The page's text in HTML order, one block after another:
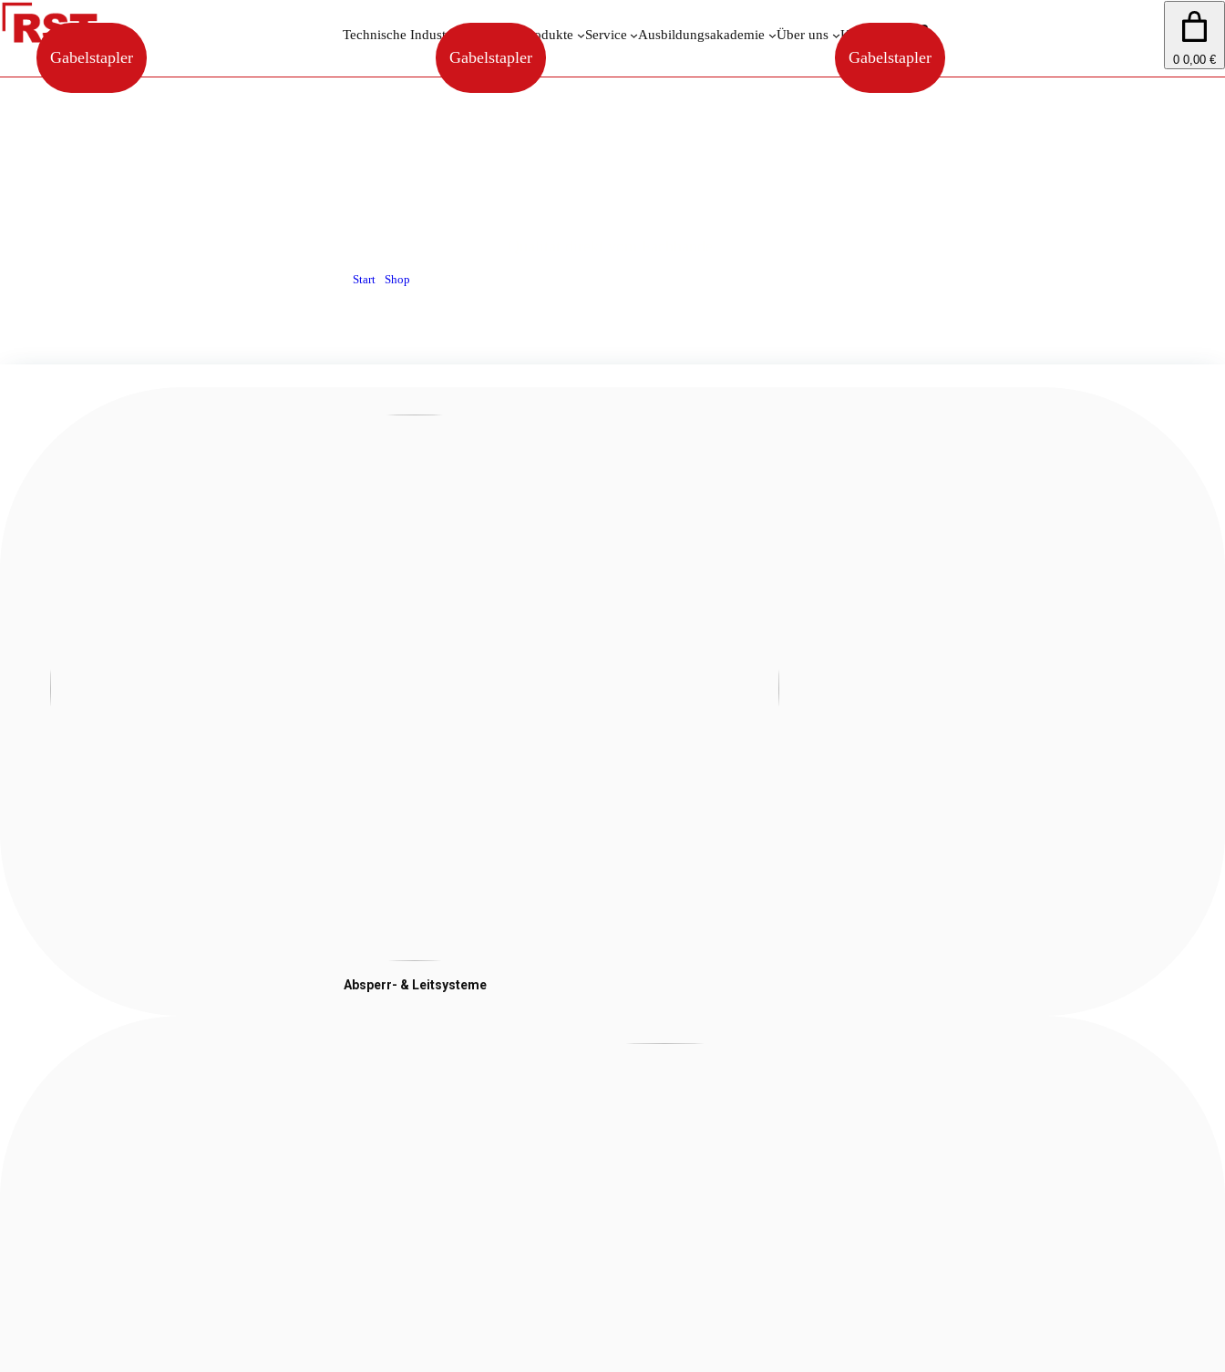
Technische Industrieberatung Produkte Service Ausbildungsakademie Über uns Kontakt
0 0,00 €
Start Shop
Absperr- & Leitsysteme
Gabelstapler Gabelstapler Gabelstapler